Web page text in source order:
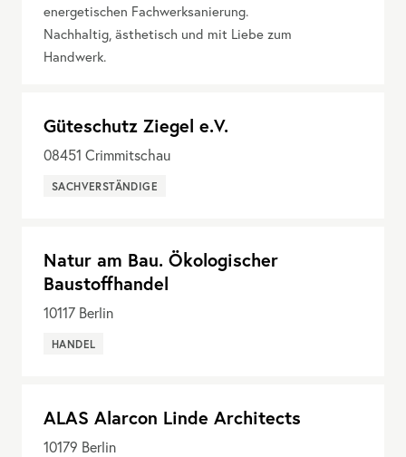
energetischen Fachwerksanierung.
Nachhaltig, ästhetisch und mit Liebe zum
Handwerk.
Güteschutz Ziegel e.V.
08451 Crimmitschau
SACHVERSTÄNDIGE
Natur am Bau. Ökologischer
Baustoffhandel
10117 Berlin
HANDEL
ALAS Alarcon Linde Architects
10179 Berlin